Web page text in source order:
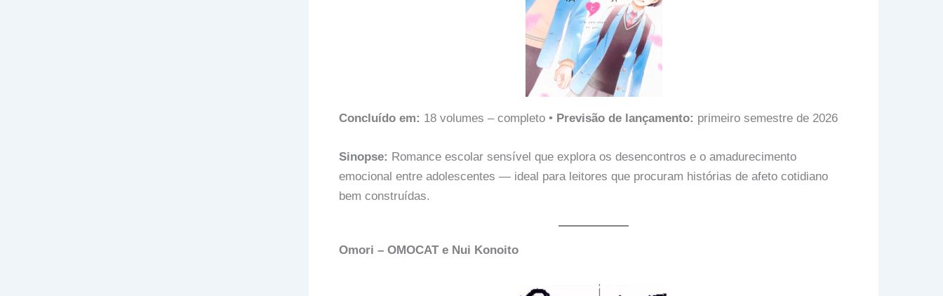
Concluído em: 18 volumes – completo • Previsão de lançamento: primeiro semestre de 2026
Sinopse: Romance escolar sensível que explora os desencontros e o amadurecimento
emocional entre adolescentes — ideal para leitores que procuram histórias de afeto cotidiano
bem construídas.
Omori – OMOCAT e Nui Konoito